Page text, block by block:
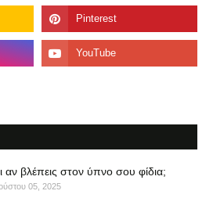
αν βλέπεις στον ύπνο σου φίδια;
05, 2025